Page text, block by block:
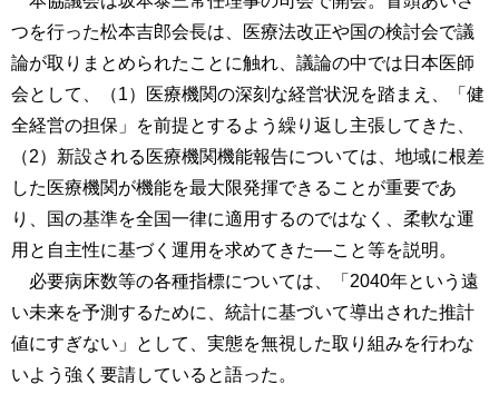
つを行った松本吉郎会長は、医療法改正や国の検討会で議
論が取りまとめられたことに触れ、議論の中では日本医師
会として、（1）医療機関の深刻な経営状況を踏まえ、「健
全経営の担保」を前提とするよう繰り返し主張してきた、
（2）新設される医療機関機能報告については、地域に根差
した医療機関が機能を最大限発揮できることが重要であ
り、国の基準を全国一律に適用するのではなく、柔軟な運
用と自主性に基づく運用を求めてきた―こと等を説明。
必要病床数等の各種指標については、「2040年という遠
い未来を予測するために、統計に基づいて導出された推計
値にすぎない」として、実態を無視した取り組みを行わな
いよう強く要請していると語った。